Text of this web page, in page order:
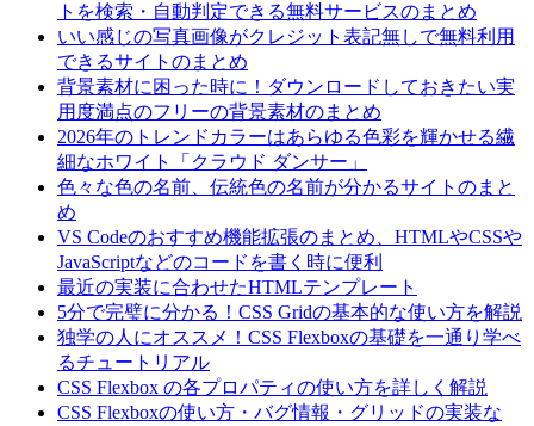
トを検索・自動判定できる無料サービスのまとめ
いい感じの写真画像がクレジット表記無しで無料利用
できるサイトのまとめ
背景素材に困った時に！ダウンロードしておきたい実
用度満点のフリーの背景素材のまとめ
2026年のトレンドカラーはあらゆる色彩を輝かせる繊
細なホワイト「クラウド ダンサー」
色々な色の名前、伝統色の名前が分かるサイトのまと
め
VS Codeのおすすめ機能拡張のまとめ、HTMLやCSSや
JavaScriptなどのコードを書く時に便利
最近の実装に合わせたHTMLテンプレート
5分で完璧に分かる！CSS Gridの基本的な使い方を解説
独学の人にオススメ！CSS Flexboxの基礎を一通り学べ
るチュートリアル
CSS Flexbox の各プロパティの使い方を詳しく解説
CSS Flexboxの使い方・バグ情報・グリッドの実装な